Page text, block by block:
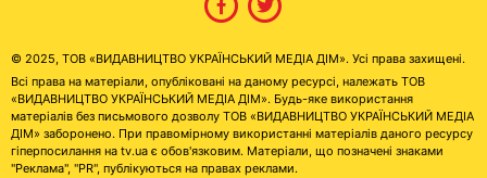
© 2025, ТОВ «ВИДАВНИЦТВО УКРАЇНСЬКИЙ МЕДІА ДІМ». Усі права захищені.
Всі права на матеріали, опубліковані на даному ресурсі, належать ТОВ
«ВИДАВНИЦТВО УКРАЇНСЬКИЙ МЕДІА ДІМ». Будь-яке використання
матеріалів без письмового дозволу ТОВ «ВИДАВНИЦТВО УКРАЇНСЬКИЙ МЕДІА
ДІМ» заборонено. При правомірному використанні матеріалів даного ресурсу
гіперпосилання на tv.ua є обов'язковим. Матеріали, що позначені знаками
"Реклама", "PR", публікуються на правах реклами.